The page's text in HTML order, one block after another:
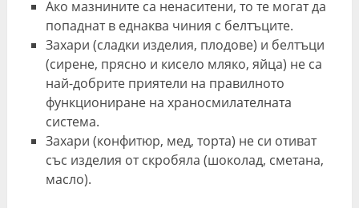
Ако мазнините са ненаситени, то те могат да
попаднат в еднаква чиния с белтъците.
Захари (сладки изделия, плодове) и белтъци
(сирене, прясно и кисело мляко, яйца) не са
най-добрите приятели на правилното
функциониране на храносмилателната
система.
Захари (конфитюр, мед, торта) не си отиват
със изделия от скробяла (шоколад, сметана,
масло).